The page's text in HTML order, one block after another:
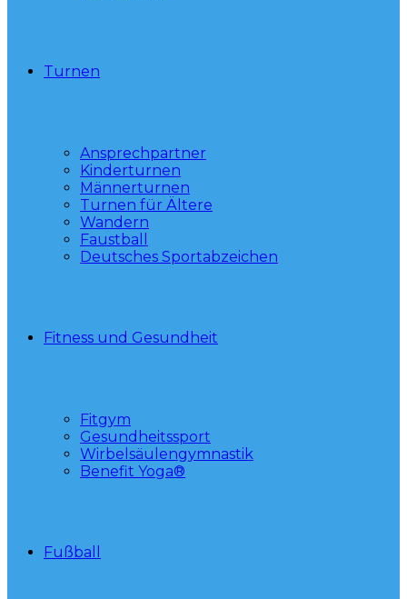
Turnen
Ansprechpartner
Kinderturnen
Männerturnen
Turnen für Ältere
Wandern
Faustball
Deutsches Sportabzeichen
Fitness und Gesundheit
Fitgym
Gesundheitssport
Wirbelsäulengymnastik
Benefit Yoga®
Fußball